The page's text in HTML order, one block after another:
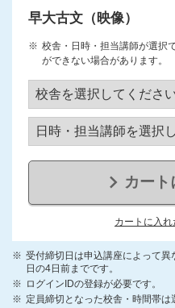
早大古文（映像）
校舎・日時・担当講師が選択
ができない場合があります。
カート
カートに入
受付締切日は申込講座によって
日の4日前までです。
ログインIDの登録が必要です。
定員締切となった校舎・時間帯は